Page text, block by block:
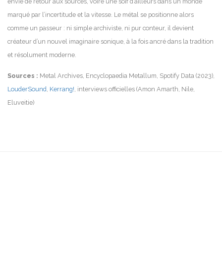
marqué par l’incertitude et la vitesse. Le métal se positionne alors
comme un passeur : ni simple archiviste, ni pur conteur, il devient
créateur d’un nouvel imaginaire sonique, à la fois ancré dans la tradition
et résolument moderne.
Sources : Metal Archives, Encyclopaedia Metallum, Spotify Data (2023),
LouderSound Kerrang! , interviews officielles (Amon Amarth, Nile,
Eluveitie)